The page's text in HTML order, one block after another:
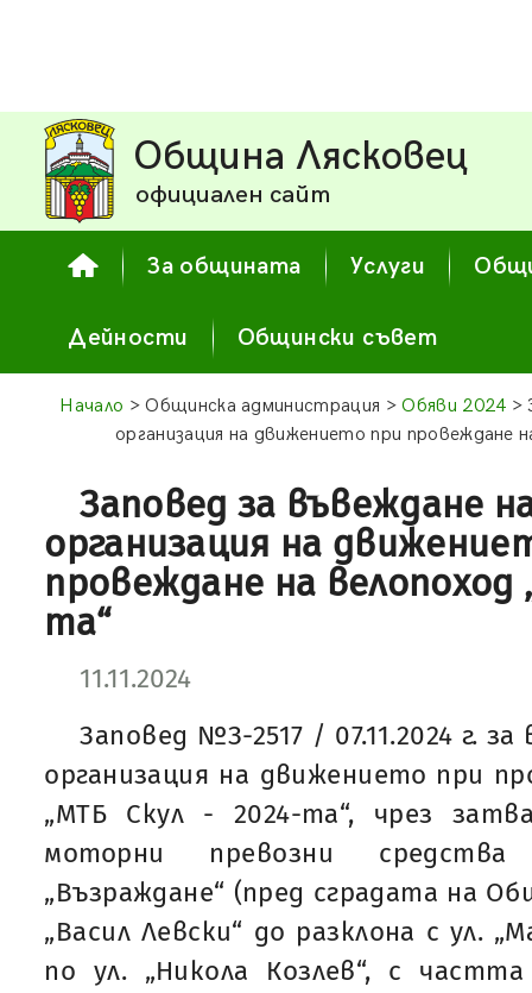
Община Лясковец
официален сайт
За общината Услуги
Дейности Общински съвет
Начало > Общинска администрация >Обяви 2024 >
организация на движението при провеждане
Заповед за въвеждане
организация на
провеждане на велопоход
та“
11.11.2024
Заповед №З-2517 / 07.11.2024 г.
организация на движението при
„МТБ Скул - 2024-та“, чрез
моторни превозни
„Възраждане“ (пред сградата на
„Васил Левски“ до разклона с ул.
по ул. „Никола Козлев“, с